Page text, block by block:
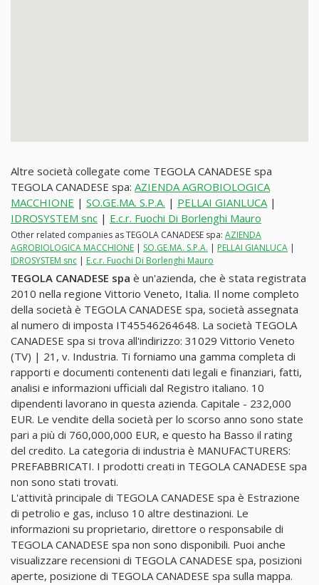
Altre società collegate come TEGOLA CANADESE spa
TEGOLA CANADESE spa: AZIENDA AGROBIOLOGICA
MACCHIONE | SO.GE.MA. S.P.A. | PELLAI GIANLUCA|
IDROSYSTEM snc | E.c.r. Fuochi Di Borlenghi Mauro
Other related companies as TEGOLA CANADESE spa: AZIENDA
AGROBIOLOGICA MACCHIONE | SO.GE.MA. S.P.A. | PELLAI GIANLUCA |
IDROSYSTEM snc | E.c.r. Fuochi Di Borlenghi Mauro
TEGOLA CANADESE spa è un'azienda, che è stata registrata
2010 nella regione Vittorio Veneto, Italia. Il nome completo
della società è TEGOLA CANADESE spa, società assegnata
al numero di imposta IT45546264648. La società TEGOLA
CANADESE spa si trova all'indirizzo: 31029 Vittorio Veneto
(TV) | 21, v. Industria. Ti forniamo una gamma completa di
rapporti e documenti contenenti dati legali e finanziari, fatti,
analisi e informazioni ufficiali dal Registro italiano. 10
dipendenti lavorano in questa azienda. Capitale - 232,000
EUR. Le vendite della società per lo scorso anno sono state
pari a più di 760,000,000 EUR, e questo ha Basso il rating
del credito. La categoria di industria è MANUFACTURERS:
PREFABBRICATI. I prodotti creati in TEGOLA CANADESE spa
non sono stati trovati.
L'attività principale di TEGOLA CANADESE spa è Estrazione
di petrolio e gas, incluso 10 altre destinazioni. Le
informazioni su proprietario, direttore o responsabile di
TEGOLA CANADESE spa non sono disponibili. Puoi anche
visualizzare recensioni di TEGOLA CANADESE spa, posizioni
aperte, posizione di TEGOLA CANADESE spa sulla mappa.